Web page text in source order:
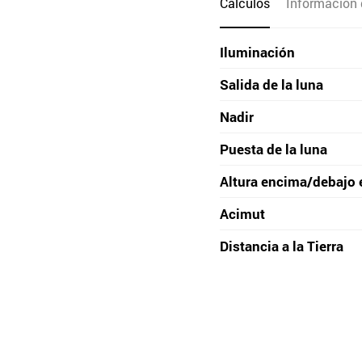
Iluminación
Salida de la luna
Nadir
Puesta de la luna
Altura encima/debajo
Acimut
Distancia a la Tierra